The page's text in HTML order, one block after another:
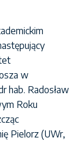
w
hab. Radosław
Roku
Pielorz (UWr,